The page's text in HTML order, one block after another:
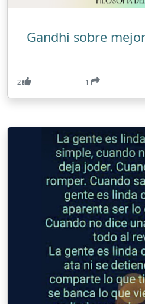
Gandhi sobre
2 1